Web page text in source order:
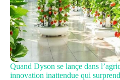
Quand Dyson se lançe dans
innovation inattendue qui